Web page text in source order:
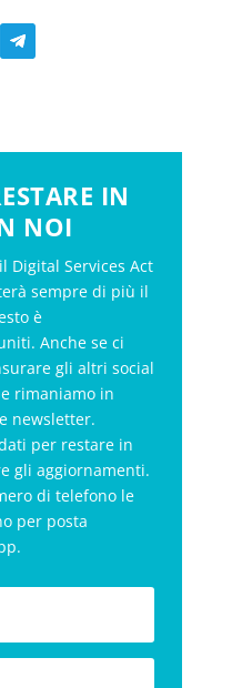
IN
NOI
Digital Services Act
sempre di più il
è
Anche se ci
gli altri social
rimaniamo in
newsletter.
per restare in
gli aggiornamenti.
di telefono le
per posta